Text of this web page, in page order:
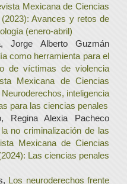
Mexicana de Ciencias
Avances y retos de
(enero-abril)
Jorge Alberto Guzmán
como herramienta para el
de víctimas de violencia
Mexicana de Ciencias
inteligencia
para las ciencias penales
Regina Alexia Pacheco
no criminalización de las
Mexicana de Ciencias
Las ciencias penales
Los neuroderechos frente